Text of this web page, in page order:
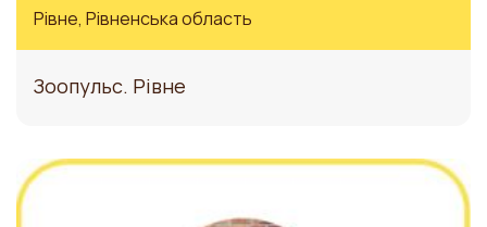
Рівне, Рівненська область
Зоопульс. Рівне